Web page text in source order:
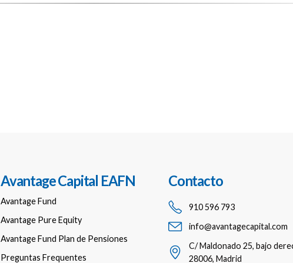
Avantage Capital EAFN
Avantage Fund
Avantage Pure Equity
Avantage Fund Plan de Pensiones
Preguntas Frequentes
Contacto
910 596 793
info@avantagecapital.com
C/ Maldonado 25, bajo
28006, Madrid